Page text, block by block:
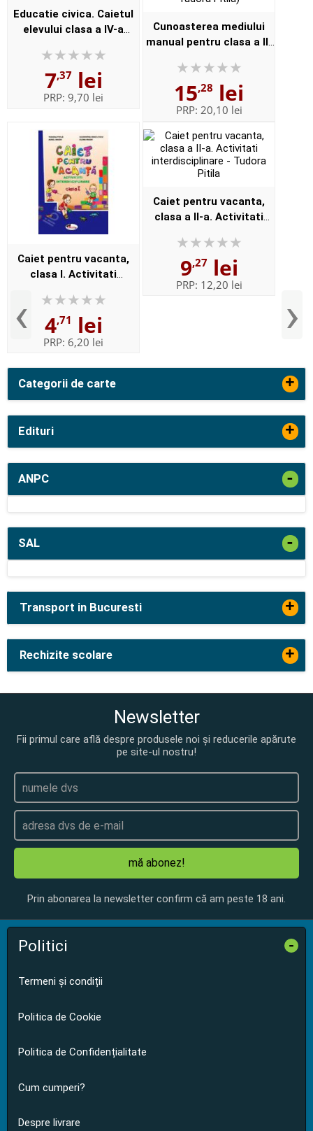
Categorii de carte +
Edituri +
ANPC -
SAL -
‹
Educatie civica. Caietul
elevului clasa a IV-a
7,37lei
PRP: 9,70 lei
Cunoasterea mediului
manual pentru clasa a II-
Tudora Pitila)
15,28 lei
PRP: 20,10 lei
Caiet pentru vacanta,
clasa I. Activitati
Pitila)
4,71 lei
PRP: 6,20 lei
Caiet pentru vacanta,
clasa a II-a. Activitati
Pitila
9,27lei
PRP: 12,20 lei
›
Transport in Bucuresti +
Rechizite scolare +
Newsletter
Fii primul care află despre produsele noi și reducerile apărute
pe site-ul nostru!
mă abonez!
Prin abonarea la newsletter confirm că am peste 18 ani.
Politici -
Termeni și condiții
Politica de Cookie
Politica de Confidențialitate
Cum cumperi?
Despre livrare